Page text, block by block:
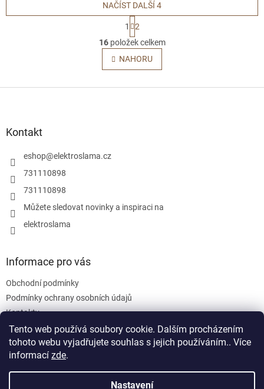
Tento web používá soubory cookie. Dalším procházením
tohoto webu vyjadřujete souhlas s jejich používáním.. Více
informací zde.
Nastavení
O
v
l
á
p
NAČÍST DALŠÍ 4
t
r
á
n
k
v
1
2
16položek celkem
NAHORU
Kontakt
eshop@elektroslama.cz
731110898
731110898
Můžete sledovat novinky a inspiraci na
elektroslama
Informace pro vás
Obchodní podmínky
Podmínky ochrany osobních údajů
Kontakty